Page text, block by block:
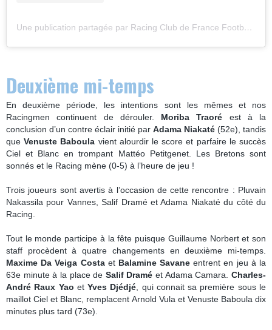
Une publication partagée par Racing Club de France Football (@racing_cff)
Deuxième mi-temps
En deuxième période, les intentions sont les mêmes et nos
Racingmen continuent de dérouler. Moriba Traoré est à la
conclusion d’un contre éclair initié par Adama Niakaté (52e), tandis
queVenuste Baboula vient alourdir le score et parfaire le succès
Ciel et Blanc en trompant Mattéo Petitgenet. Les Bretons sont
sonnés et le Racing mène (0-5) à l’heure de jeu !
Trois joueurs sont avertis à l’occasion de cette rencontre : Pluvain
Nakassila pour Vannes, Salif Dramé et Adama Niakaté du côté du
Racing.
Tout le monde participe à la fête puisque Guillaume Norbert et son
staff procèdent à quatre changements en deuxième mi-temps.
Maxime Da Veiga Costaet Balamine Savane entrent en jeu à la
63e minute à la place de Salif Dramé et Adama Camara.Charles-
André Raux Yao etYves Djédjé, qui connait sa première sous le
maillot Ciel et Blanc, remplacent Arnold Vula et Venuste Baboula dix
minutes plus tard (73e).